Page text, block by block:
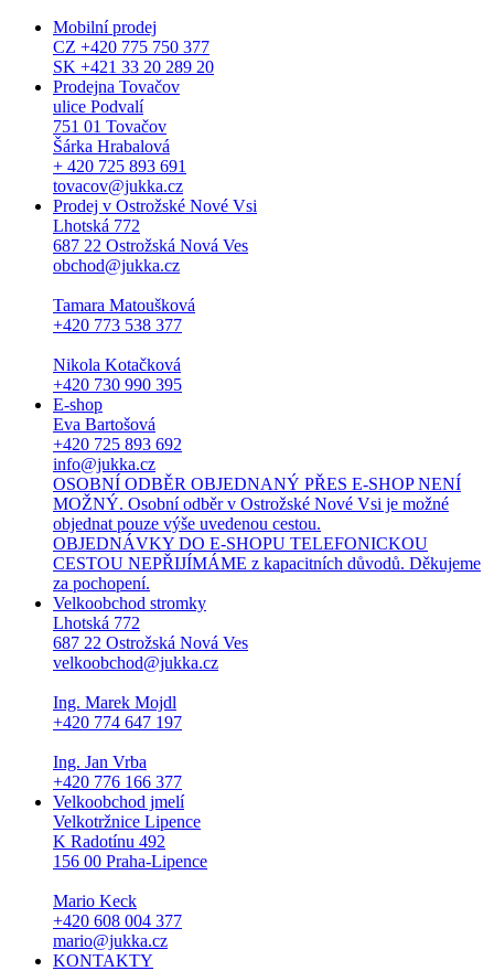
Mobilní prodej
CZ +420 775 750 377
SK +421 33 20 289 20
Prodejna Tovačov
ulice Podvalí
751 01 Tovačov
Šárka Hrabalová
+ 420 725 893 691
tovacov@jukka.cz
Prodej v Ostrožské Nové Vsi
Lhotská 772
687 22 Ostrožská Nová Ves
obchod@jukka.cz
Tamara Matoušková
+420 773 538 377
Nikola Kotačková
+420 730 990 395
E-shop
Eva Bartošová
+420 725 893 692
info@jukka.cz
OSOBNÍ ODBĚR OBJEDNANÝ PŘES E-SHOP NENÍ
MOŽNÝ. Osobní odběr v Ostrožské Nové Vsi je možné
objednat pouze výše uvedenou cestou.
OBJEDNÁVKY DO E-SHOPU TELEFONICKOU
CESTOU NEPŘIJÍMÁME z kapacitních důvodů. Děkujeme
za pochopení.
Velkoobchod stromky
Lhotská 772
687 22 Ostrožská Nová Ves
velkoobchod@jukka.cz
Ing. Marek Mojdl
+420 774 647 197
Ing. Jan Vrba
+420 776 166 377
Velkoobchod jmelí
Velkotržnice Lipence
K Radotínu 492
156 00 Praha-Lipence
Mario Keck
+420 608 004 377
mario@jukka.cz
KONTAKTY